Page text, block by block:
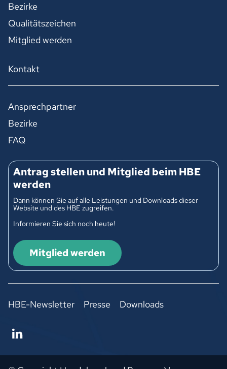
Bezirke
Qualitätszeichen
Mitglied werden
Kontakt
Ansprechpartner
Bezirke
FAQ
Antrag stellen und Mitglied beim HBE
werden
Dann können Sie auf alle Leistungen und Downloads dieser
Website und des HBE zugreifen.
Informieren Sie sich noch heute!
Mitglied werden
HBE-Newsletter Presse Downloads